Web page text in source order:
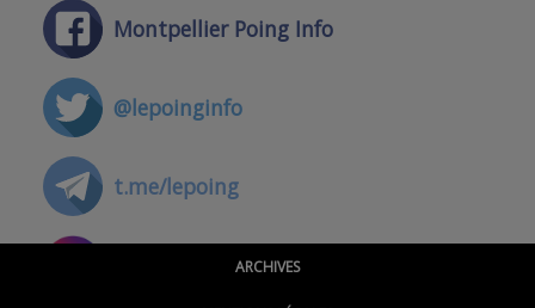
Montpellier Poing Info
@lepoinginfo
t.me/lepoing
@montpellierpoinginfo
ARCHIVES